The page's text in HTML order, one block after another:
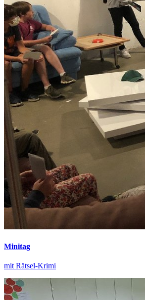
Minitag
mit Rätsel-Krimi